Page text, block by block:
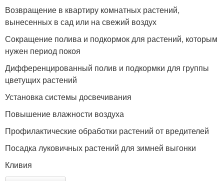
Возвращение в квартиру комнатных растений,
вынесенных в сад или на свежий воздух
Сокращение полива и подкормок для растений, которым
нужен период покоя
Дифференцированный полив и подкормки для группы
цветущих растений
Установка системы досвечивания
Повышение влажности воздуха
Профилактические обработки растений от вредителей
Посадка луковичных растений для зимней выгонки
Кливия